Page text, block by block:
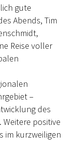
gute
Abends, Tim
Reise voller
–
des
positive
im kurzweiligen